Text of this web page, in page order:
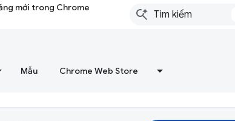
mới trong Chrome
Mẫu Chrome Web Store